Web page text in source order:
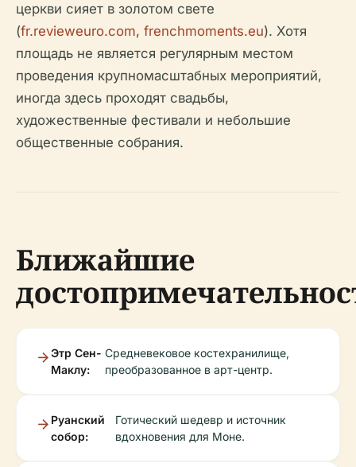
церкви сияет в золотом свете
(fr.revieweuro.com, frenchmoments.eu). Хотя
площадь не является регулярным местом
проведения крупномасштабных мероприятий,
иногда здесь проходят свадьбы,
художественные фестивали и небольшие
общественные собрания.
Ближайшие
Этр Сен-
Маклу:
Средневековое костехранилище,
преобразованное в арт-центр.
Руанский
собор:
Готический шедевр и источник
вдохновения для Моне.